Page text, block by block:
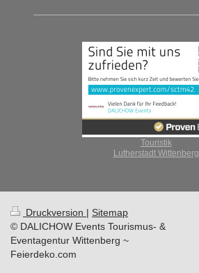
Touristik
Lutherstadt Wittenberg
Druckversion | Sitemap
© DALICHOW Events Tourismus- &
Eventagentur Wittenberg ~
Feierdeko.com